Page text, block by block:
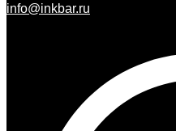
info@inkbar.ru